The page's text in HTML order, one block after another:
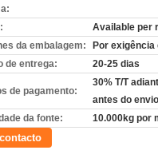
Available per
da embalagem:
Por
de entrega:
20-25 dias
de pagamento:
30% T/T
antes do envio
da fonte:
10.000kg por
contacto